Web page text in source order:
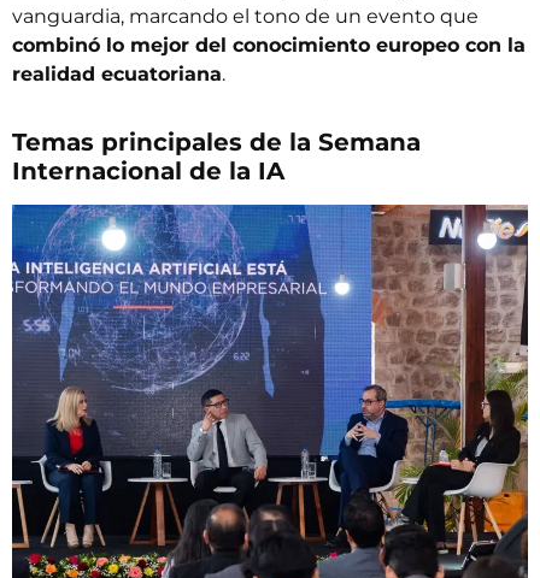
vanguardia, marcando el tono de un evento que
combinó lo mejor del conocimiento europeo con la
realidad ecuatoriana.
Temas principales de la Semana
Internacional de la IA